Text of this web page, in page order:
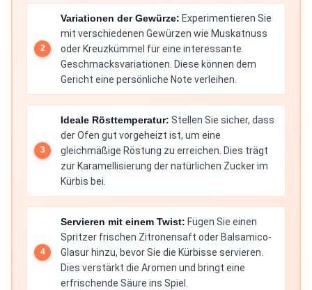
Variationen der Gewürze: Experimentieren Sie
mit verschiedenen Gewürzen wie Muskatnuss
oder Kreuzkümmel für eine interessante
Geschmacksvariationen. Diese können dem
Gericht eine persönliche Note verleihen.
Ideale Rösttemperatur: Stellen Sie sicher, dass
der Ofen gut vorgeheizt ist, um eine
gleichmäßige Röstung zu erreichen. Dies trägt
zur Karamellisierung der natürlichen Zucker im
Kürbis bei.
Servieren mit einem Twist: Fügen Sie einen
Spritzer frischen Zitronensaft oder Balsamico-
Glasur hinzu, bevor Sie die Kürbisse servieren.
Dies verstärkt die Aromen und bringt eine
erfrischende Säure ins Spiel.